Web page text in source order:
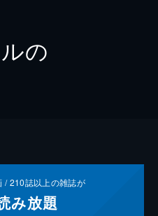
の
/210誌以上の雑誌が
み放題